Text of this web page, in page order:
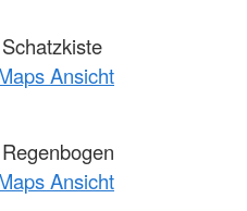
Ansicht
Ansicht